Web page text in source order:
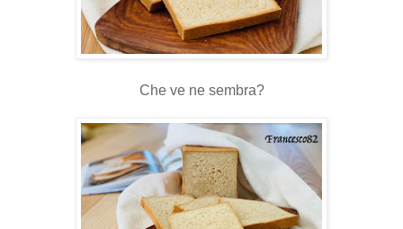
Che ve ne sembra?